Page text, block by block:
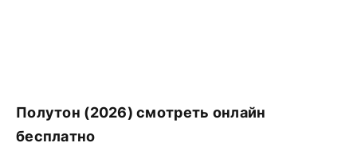
Полутон (2026) смотреть онлайн
бесплатно